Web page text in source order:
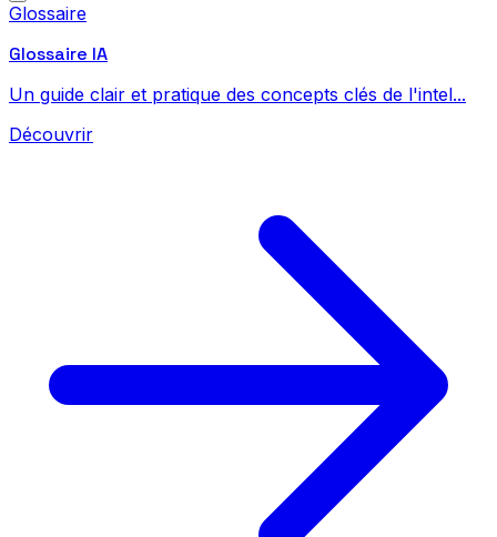
Glossaire
Glossaire IA
Un guide clair et pratique des concepts clés de l'intel...
Découvrir